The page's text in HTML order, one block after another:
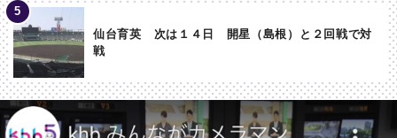
仙台育英 次は１４日 開星（島根）と２回戦で対
戦